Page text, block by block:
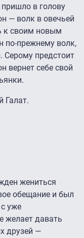
в голову
— волк в овечьей
к своим новым
по-прежнему волк,
Серому предстоит
вернет себе свой
Галат.
жениться
обещание и был
уже
желает давать
друзей —